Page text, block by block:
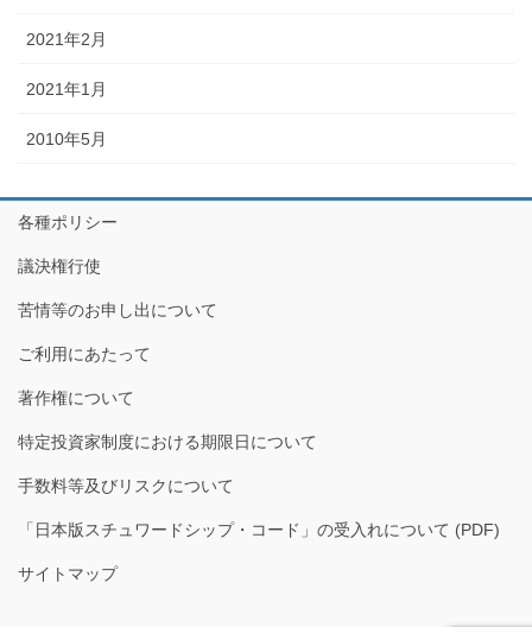
2021年2月
2021年1月
2010年5月
各種ポリシー
議決権行使
苦情等のお申し出について
ご利用にあたって
著作権について
特定投資家制度における期限日について
手数料等及びリスクについて
「日本版スチュワードシップ・コード」の受入れについて (PDF)
サイトマップ